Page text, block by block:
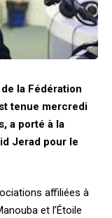
la Fédération
tenue mercredi
a porté à la
Jerad pour le
affiliées à
et l’Étoile